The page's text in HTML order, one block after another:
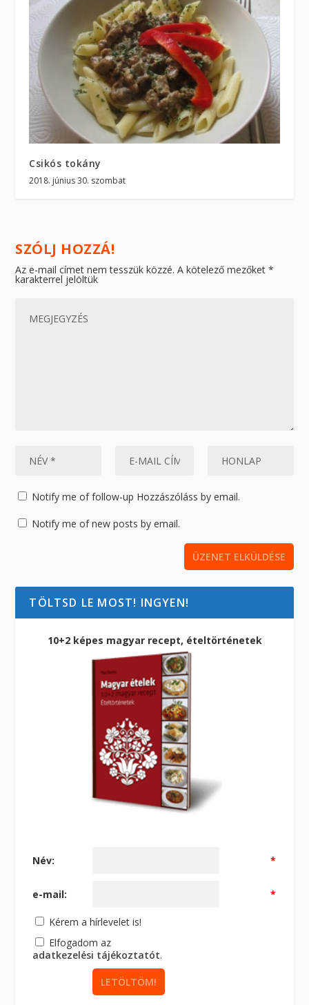
Csikós tokány
2018. június 30. szombat
SZÓLJ HOZZÁ!
Az e-mail címet nem tesszük közzé. A kötelező mezőket*
karakterrel jelöltük
Notify me of follow-up Hozzászóláss by email.
Notify me of new posts by email.
TÖLTSD LE MOST! INGYEN!
10+2 képes magyar recept, ételtörténetek
Név: *
e-mail: *
Kérem a hírlevelet is!
Elfogadom az
adatkezelési tájékoztatót.